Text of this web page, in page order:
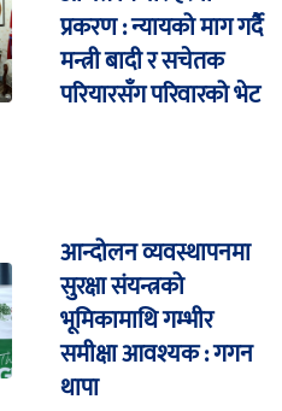
प्रकरण : न्यायको माग गर्दै
मन्त्री बादी र सचेतक
परियारसँग परिवारको भेट
आन्दोलन व्यवस्थापनमा
सुरक्षा संयन्त्रको
भूमिकामाथि गम्भीर
समीक्षा आवश्यक : गगन
थापा